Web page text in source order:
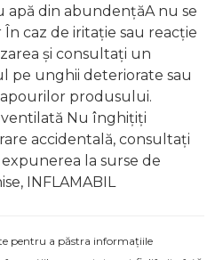
apă din abundențăA nu se
În caz de iritație sau reacție
și consultați un
pe unghii deteriorate sau
produsului.
Nu înghițiți
accidentală, consultați
la surse de
INFLAMABIL
pentru a păstra informațiile